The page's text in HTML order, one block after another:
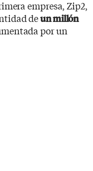
empresa, Zip2,
deun millón
por un